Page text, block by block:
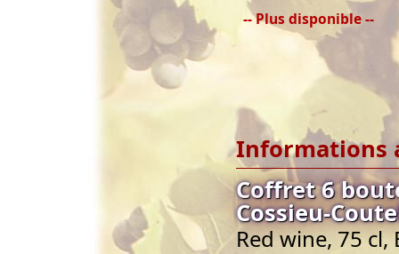
-- Plus disponible --
Informations
Coffret 6
Cossieu-
Red wine, 75